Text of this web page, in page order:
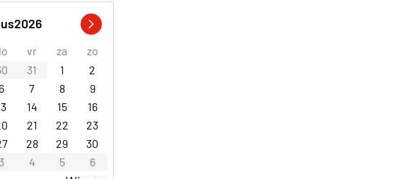
2026
vr za
zo
31 1
2
6 7 8
9
14 15
16
21 22
23
28 29
30
3 4 5 6